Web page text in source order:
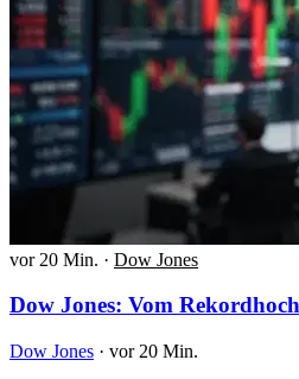
vor 20 Min. · Dow Jones
Dow Jones: Vom
Dow Jones · vor 20 Min.